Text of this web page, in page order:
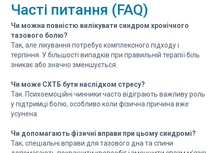
Часті питання (FAQ)
Чи можна повністю вилікувати синдром хронічного
тазового болю?
Так, але лікування потребує комплексного підходу і
терпіння. У більшості випадків при правильній терапії біль
зникає або значно зменшується.
Чи може СХТБ бути наслідком стресу?
Так. Психоемоційні чинники часто відіграють важливу роль
у підтримці болю, особливо коли фізична причина вже
усунена.
Чи допомагають фізичні вправи при цьому синдромі?
Так, спеціальні вправи для тазового дна та спини